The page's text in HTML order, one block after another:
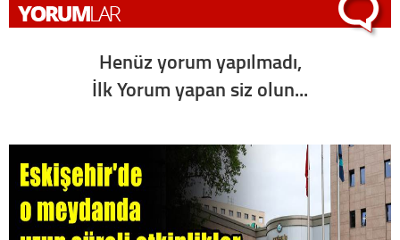
Henüz yorum yapılmadı,
İlk Yorum yapan siz olun...